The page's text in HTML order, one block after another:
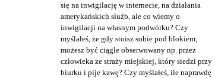
się na inwigilację w internecie, na działania
amerykańskich służb, ale co wiemy o
inwigilacji na własnym podwórku? Czy
myślałeś, że gdy stoisz sobie pod blokiem,
możesz być ciągle obserwowany np. przez
człowieka ze straży miejskiej, który siedzi przy
biurku i pije kawę? Czy myślałeś, ile naprawdę